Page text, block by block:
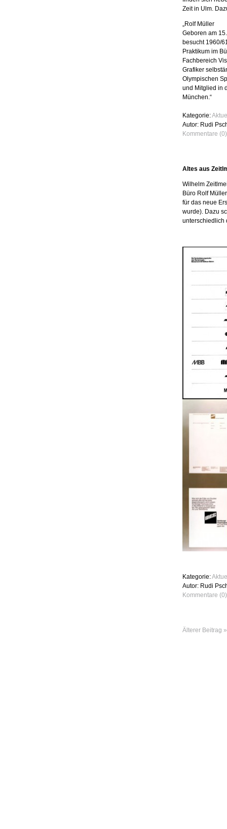
Zeit in Ulm.
„Rolf Müller
Geboren am
besucht 1960/
Praktikum im
Fachbereich
Grafiker
Olympischen
und Mitglied in
München.“
Kategorie:
Autor: Rudi
Kommentare (0)
Altes aus
Wilhelm
Büro Rolf
für das neue
wurde). Dazu
unterschiedlich
Kategorie:
Autor: Rudi
Kommentare (0)
Älterer Beitrag »